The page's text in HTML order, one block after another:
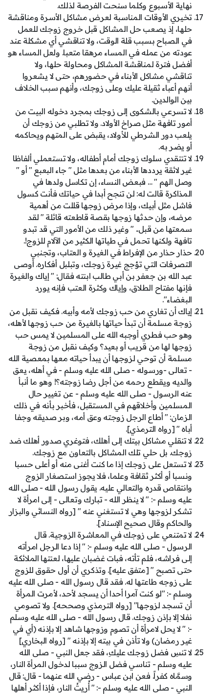
نهاية الأسبوع وكلما سنحت الفرصة لذلك.
تخيري الأوقات المناسبة لعرض مشاكل الأسرة ومناقشة
حلها، إذ يصعب حل المشاكل قبل خروج زوجك للعمل
في الصباح بسبب قلة الوقت، ولا تناقشي أي مشكلة عند
عودته من عمله في المساء مرهقا متعبا. ولعل المساء هو
أفضل فترة لمناقشة المشاكل ومحاولة حلها، ولا
تناقشي مشاكل الأبناء في حضورهم، حتى لا يشعروا
أنهم أعباء ثقيلة عليك وعلى زوجك، وأنهم سبب الخلاف
بين الوالدين.
لا تسرعي بالشكوى إلى زوجك بمجرد دخوله البيت من
أمور تافهة مثل صراخ الأولاد. ولا تطلبي من زوجك أن
يلعب دور الشرطي للأولاد، يقبض على المتهم ويحاكمه
أو يضر به.
لا تنتقدي سلوك زوجك أمام أطفاله، ولا تستعملي ألفاظا
غير لائقة يرددها الأبناء من بعدها مثل " جاء البعبع " أو "
وصل الهم " … فبعض النساء، إن تكاسل ولدها في
المذاكرة قالت له: لن تنجح أبدا في حياتك فأنت كسول
فاشل مثل أبيك، وإذا مرض زوجها قللت من أهمية
مرضه، وإن حدثها زوجها بقصة قاطعته قائلة " لقد
سمعتها من قبل.. " وغير ذلك من الأمور التي قد تبدو
تافهة ولكنها تحمل في طياتها الكثير من الآلام للزوج!.
حذار حذار من الإفراط في الغيرة و العتاب، وتجنبي
التصرفات التي تؤجج غيرة زوجك، وتبلبل أفكاره. أوصى
عبد الله بن جعفر بن أبي طالب ابنته فقال: " إياك والغيرة
فإنها مفتاح الطلاق، وإياك وكثرة العتب فإنه يورد
البغضاء".
إياك أن تغاري من حب زوجك لأمه وأبيه. فكيف نقبل من
زوجة مسلمة أن تبدأ حياتها بالغيرة من حب زوجها لأهله،
وهو حب فطري أوجبه الله على المسلمين لا يمس حب
زوجها لها من قريب أو بعيد؟ وكيف نقبل من زوجة
مسلمة أن توحي لزوجها أن يبدأ حياته معها بمعصية الله
- تعالى -ورسوله - صلى الله عليه وسلم - في أهله، يعق
والديه ويقطع رحمه من أجل رضا زوجته؟! وهو ما أنبأ
عنه الرسول - صلى الله عليه وسلم - عن تغيير حال
المسلمين وأخلاقهم في المستقبل، فأخبر بأنه في ذلك
الزمان: " أطاع الرجل زوجته وعق أمه، وبر صديقه وجفا
أباه " [رواه الترمذي].
لا تنقلي مشاكل بيتك إلى أهلك، فتوغري صدور أهلك ضد
زوجك. بل حلي تلك المشاكل بالتعاون مع زوجك.
لا تستعل على زوجك إذا ما كنت أغنى منه أو أعلى حسبا
ونسبا أو أكثر ثقافة وعلما، فلا يجوز استصغار الزوج
وانتقاص قدره والتعالي عليه. يقول رسول الله - صلى الله
عليه وسلم -: " لا ينظر الله - تبارك وتعالى - إلى امرأة لا
تشكر لزوجها وهي لا تستغني عنه " [رواه النسائي والبزار
والحاكم وقال صحيح الإسناد].
لا تمتنعي على زوجك في المعاشرة الزوجية. قال
الرسول - صلى الله عليه وسلم -: " إذا دعا الرجل امرأته
إلى فراشه، فلم تأته، فبات غضبان عليها، لعنتها الملائكة
حتى تصبح " [متفق عليه]. وتذكري أن أول حقوق للزوج
على زوجه طاعتها له. فقد قال رسول الله - صلى الله عليه
وسلم -: "لو كنت آمرا أحدا أن يسجد لأحد، لأمرت المرأة
أن تسجد لزوجها" [رواه الترمذي وصححه]. ولا تصومي
نفلا إلا بإذن زوجك. قال رسول الله - صلى الله عليه وسلم
-: " لا يحل لامرأة أن تصوم وزوجها شاهد إلا بإذنه (أي في
غير رمضان) ولا تأذن في بيته إلا بإذنه " [رواه البخاري]
لا تنسِ فضل زوجك عليكِ، فقد جعل النبي - صلى الله
عليه وسلم - تناسي فضل الزوج سببا لدخول المرأة النار،
وسمَّاه كفراً. فعن ابن عباس - رضي الله عنهما - قال: قال
النبي - صلى الله عليه وسلم -: " أُريتُ النار، فإذا أكثر أهلها